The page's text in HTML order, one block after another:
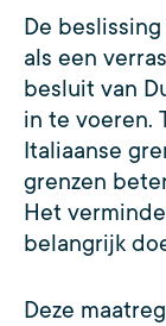
De
als een
besluit van
in te voeren.
Italiaanse
grenzen
Het
belangrijk
Deze